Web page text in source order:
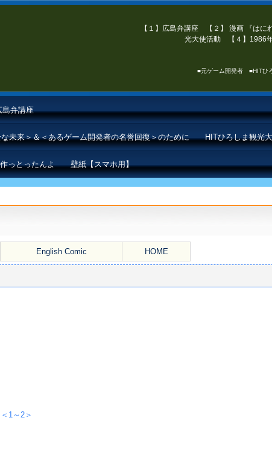
【１】広島弁講座 【２】 漫画 『は
光大使活動 【４】1986
■元ゲーム開発者 ■HITひ
島弁講座
未来＞＆＜あるゲーム開発者の名誉回復＞のために HITひろしま観光
っとったんよ 壁紙【スマホ用】
English Comic HOME
1～2＞